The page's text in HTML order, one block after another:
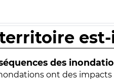
des
ont des